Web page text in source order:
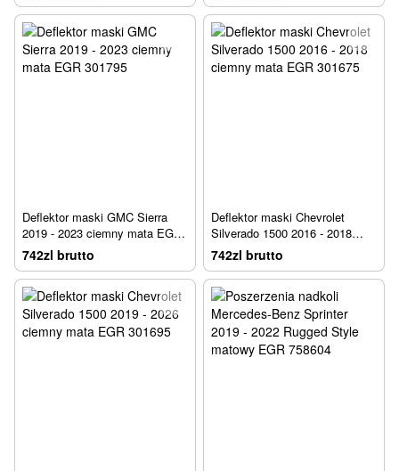
643471
Deflektor maski GMC Sierra
2019 - 2023 ciemny mata EGR
301795
742zl brutto
Deflektor maski Chevrolet
Silverado 1500 2016 - 2018
ciemny mata EGR 301675
742zl brutto